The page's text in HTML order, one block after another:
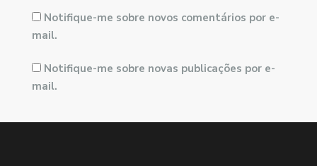
Notifique-me sobre novos comentários por e-
mail.
Notifique-me sobre novas publicações por e-
mail.